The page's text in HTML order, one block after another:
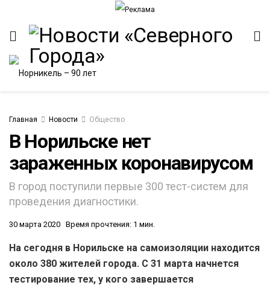
Главная Новости Общество
В Норильске нет
зараженных коронавирусом
В город поступили первые 300 тест-систем для
проведения диагностики.
30 марта 2020 Время прочтения: 1 мин.
На сегодня в Норильске на самоизоляции находится
около 380 жителей города. С 31 марта начнется
тестирование тех, у кого завершается